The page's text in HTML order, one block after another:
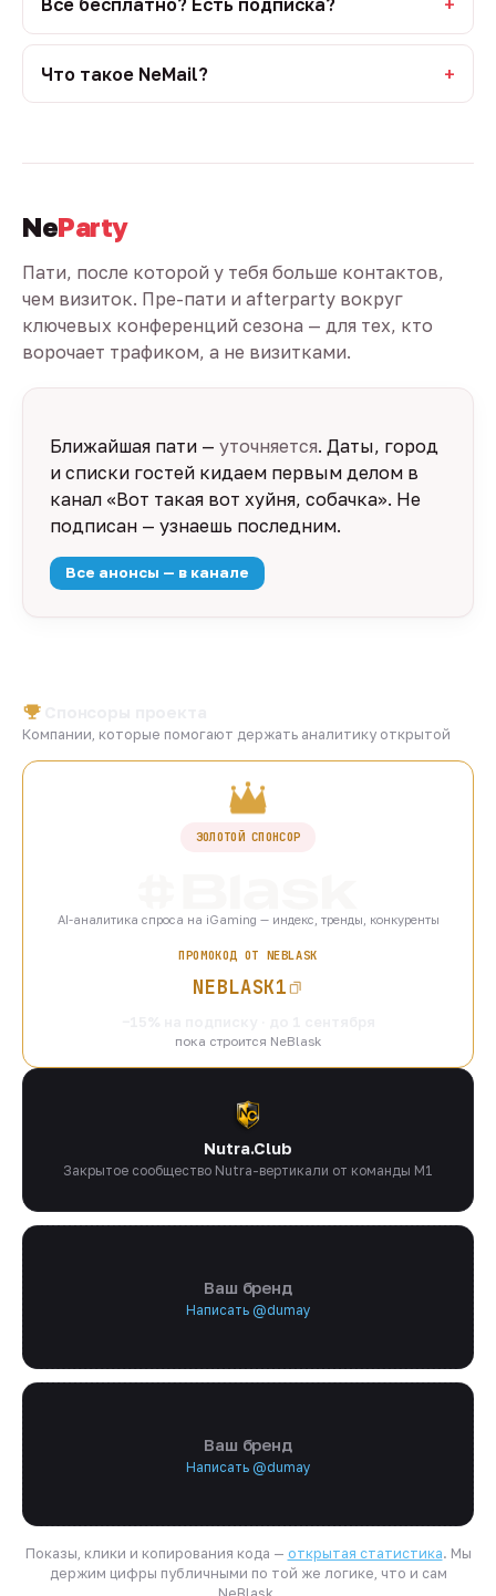
Всё бесплатно? Есть подписка?
Что такое NeMail?
NeParty
Пати, после которой у тебя больше контактов,
чем визиток. Пре-пати и afterparty вокруг
ключевых конференций сезона — для тех, кто
ворочает трафиком, а не визитками.
Ближайшая пати — уточняется. Даты, город
и списки гостей кидаем первым делом в
канал «Вот такая вот хуйня, собачка». Не
подписан — узнаешь последним.
Все анонсы — в канале
Компании, которые помогают держать аналитику открытой
ЗОЛОТОЙ СПОНСОР
AI-аналитика спроса на iGaming — индекс, тренды, конкуренты
ПРОМОКОД ОТ NEBLASK
NEBLASK1
пока строится NeBlask
Nutra.Club
Закрытое сообщество Nutra-вертикали от команды M1
Ваш бренд
Написать @dumay
Ваш бренд
Написать @dumay
Показы, клики и копирования кода — открытая статистика. Мы
держим цифры публичными по той же логике, что и сам